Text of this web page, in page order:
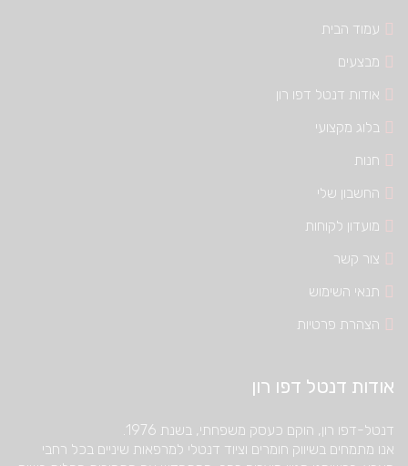
עמוד הבית
מבצעים
אודות דנטל דפו רון
בלוג מקצועי
חנות
החשבון שלי
מועדון לקוחות
צור קשר
תנאי השימוש
הצהרת פרטיות
אודות דנטל דפו רון
דנטל-דפו רון, הוקם כעסק משפחתי, בשנת 1976.
אנו מתמחים בשיווק חומרים וציוד דנטלי למרפאות שיניים בכל רחבי